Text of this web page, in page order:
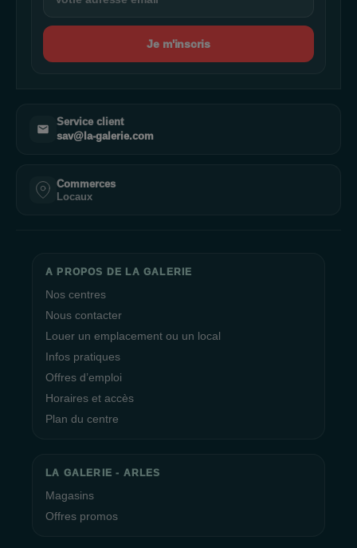
Je m'inscris
Service client
sav@la-galerie.com
Commerces
Locaux
A PROPOS DE LA GALERIE
Nos centres
Nous contacter
Louer un emplacement ou un local
Infos pratiques
Offres d’emploi
Horaires et accès
Plan du centre
LA GALERIE - ARLES
Magasins
Offres promos